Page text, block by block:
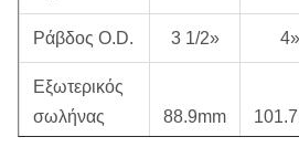
Ράβδος O.D. 3 1/2» 4»
Εξωτερικός
σωλήνας
88.9mm